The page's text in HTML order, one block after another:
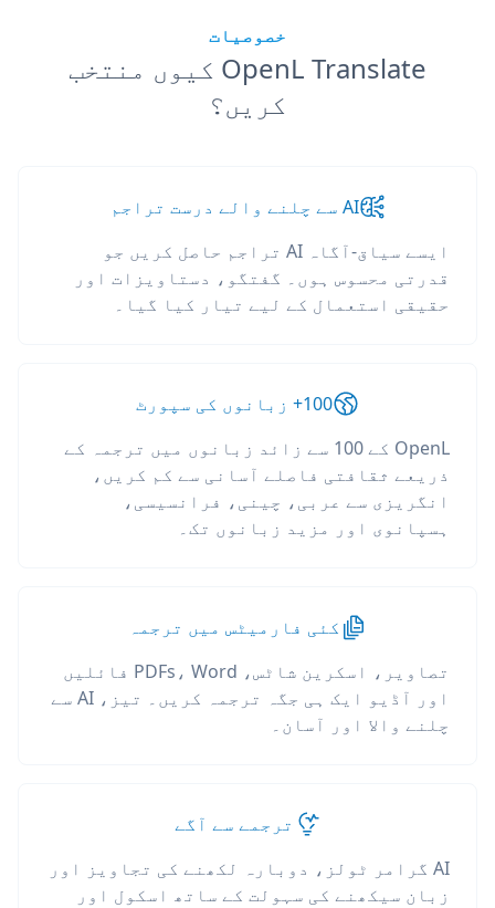
خصوصیات
OpenL Translate کیوں منتخب
کریں؟
AI سے چلنے والے درست تراجم
ایسے سیاق-آگاہ AI تراجم حاصل کریں جو
قدرتی محسوس ہوں۔ گفتگو، دستاویزات اور
حقیقی استعمال کے لیے تیار کیا گیا۔
100+ زبانوں کی سپورٹ
OpenL کے 100 سے زائد زبانوں میں ترجمہ کے
ذریعے ثقافتی فاصلے آسانی سے کم کریں،
انگریزی سے عربی، چینی، فرانسیسی،
ہسپانوی اور مزید زبانوں تک۔
کئی فارمیٹس میں ترجمہ
تصاویر، اسکرین شاٹس، PDFs، Word فائلیں
اور آڈیو ایک ہی جگہ ترجمہ کریں۔ تیز، AI سے
چلنے والا اور آسان۔
ترجمے سے آگے
AI گرامر ٹولز، دوبارہ لکھنے کی تجاویز اور
زبان سیکھنے کی سہولت کے ساتھ اسکول اور